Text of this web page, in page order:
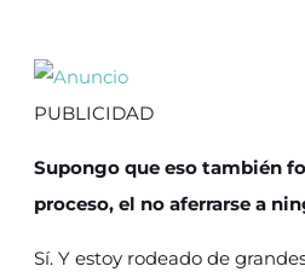
PUBLICIDAD
Supongo que eso también
proceso, el no aferrarse a
Sí. Y estoy rodeado de